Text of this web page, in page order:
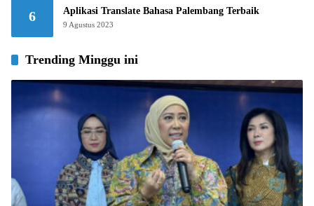
6 Aplikasi Translate Bahasa Palembang Terbaik
9 Agustus 2023
Trending Minggu ini